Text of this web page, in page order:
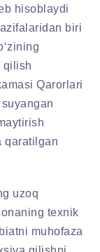
hisoblaydi
biri
qilish
Qarorlari
qaratilgan
uzoq
texnik
muhofaza